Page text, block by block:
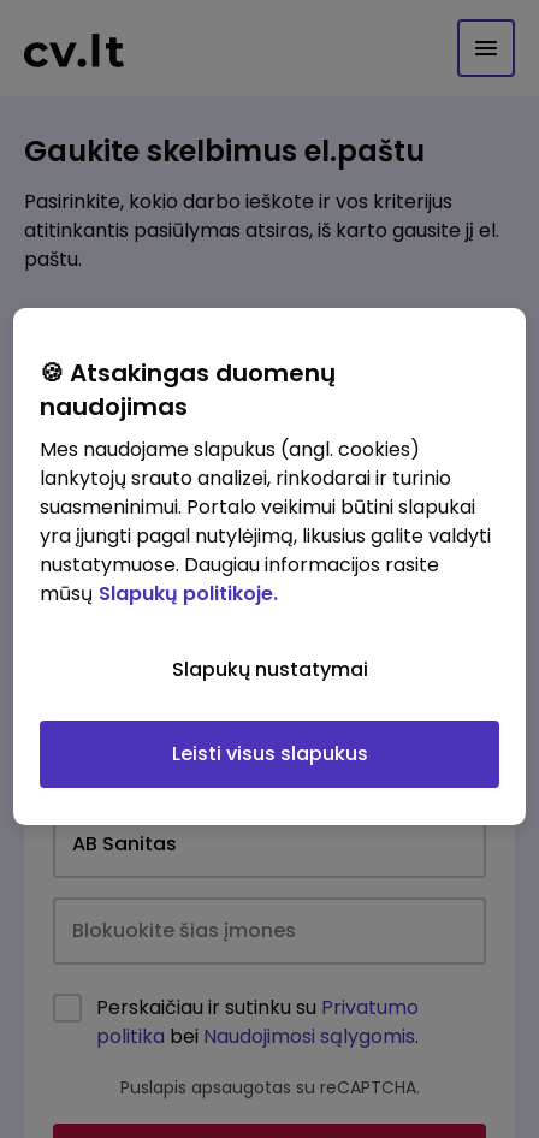
Gaukite skelbimus el.paštu
Pasirinkite, kokio darbo ieškote ir vos kriterijus
atitinkantis pasiūlymas atsiras, iš karto gausite jį el.
paštu.
Pridėti naują
Kokios srities darbo pasiūlymai jus domina?
Pridėti naują
Perskaičiau ir sutinku su Privatumo
politika bei Naudojimosi sąlygomis.
Puslapis apsaugotas su reCAPTCHA.
🍪 Atsakingas duomenų
naudojimas
Mes naudojame slapukus (angl. cookies)
lankytojų srauto analizei, rinkodarai ir turinio
suasmeninimui. Portalo veikimui būtini slapukai
yra įjungti pagal nutylėjimą, likusius galite valdyti
nustatymuose. Daugiau informacijos rasite
mūsų Slapukų politikoje.
Slapukų nustatymai
Leisti visus slapukus